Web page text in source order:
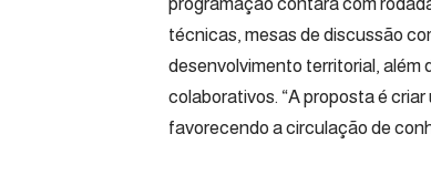
programação contará com
técnicas, mesas de discussão
desenvolvimento territorial, além
colaborativos. “A proposta é
favorecendo a circulação de